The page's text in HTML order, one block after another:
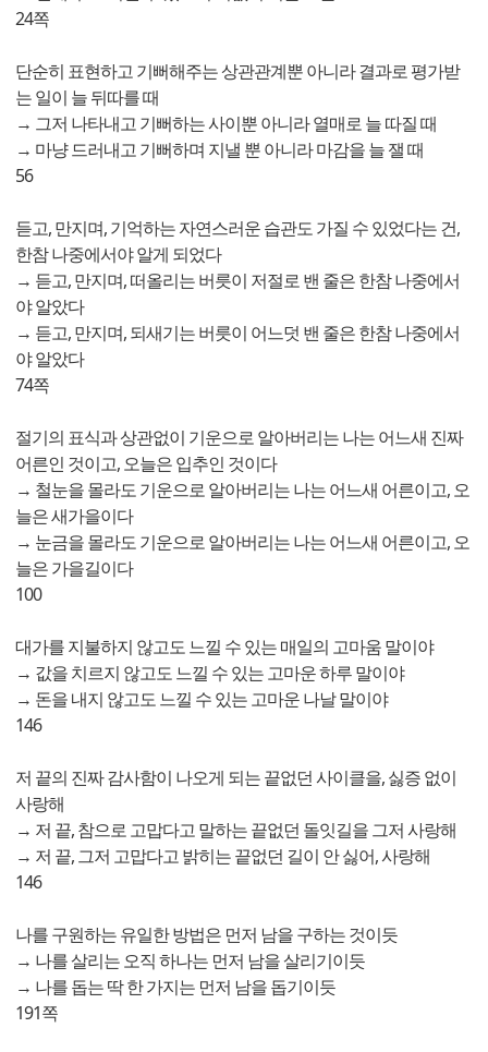
24쪽
단순히 표현하고 기뻐해주는 상관관계뿐 아니라 결과로 평가받
는 일이 늘 뒤따를 때
→ 그저 나타내고 기뻐하는 사이뿐 아니라 열매로 늘 따질 때
→ 마냥 드러내고 기뻐하며 지낼 뿐 아니라 마감을 늘 잴 때
56
듣고, 만지며, 기억하는 자연스러운 습관도 가질 수 있었다는 건,
한참 나중에서야 알게 되었다
→ 듣고, 만지며, 떠올리는 버릇이 저절로 밴 줄은 한참 나중에서
야 알았다
→ 듣고, 만지며, 되새기는 버릇이 어느덧 밴 줄은 한참 나중에서
야 알았다
74쪽
절기의 표식과 상관없이 기운으로 알아버리는 나는 어느새 진짜
어른인 것이고, 오늘은 입추인 것이다
→ 철눈을 몰라도 기운으로 알아버리는 나는 어느새 어른이고, 오
늘은 새가을이다
→ 눈금을 몰라도 기운으로 알아버리는 나는 어느새 어른이고, 오
늘은 가을길이다
100
대가를 지불하지 않고도 느낄 수 있는 매일의 고마움 말이야
→ 값을 치르지 않고도 느낄 수 있는 고마운 하루 말이야
→ 돈을 내지 않고도 느낄 수 있는 고마운 나날 말이야
146
저 끝의 진짜 감사함이 나오게 되는 끝없던 사이클을, 싫증 없이
사랑해
→ 저 끝, 참으로 고맙다고 말하는 끝없던 돌잇길을 그저 사랑해
→ 저 끝, 그저 고맙다고 밝히는 끝없던 길이 안 싫어, 사랑해
146
나를 구원하는 유일한 방법은 먼저 남을 구하는 것이듯
→ 나를 살리는 오직 하나는 먼저 남을 살리기이듯
→ 나를 돕는 딱 한 가지는 먼저 남을 돕기이듯
191쪽